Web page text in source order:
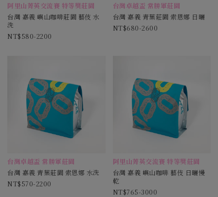
阿里山菁英交流賽 特等獎莊園
台灣 嘉義 嶼山咖啡莊園 藝伎 水
洗
580-2200
台灣卓越盃 常勝軍莊園
台灣 嘉義 青葉莊園 索恩娜 日曬
680-2600
台灣卓越盃 常勝軍莊園
台灣 嘉義 青葉莊園 索恩娜 水洗
570-2200
阿里山菁英交流賽 特等獎莊園
台灣 嘉義 嶼山咖啡 藝伎 日曬慢
乾
765-3000